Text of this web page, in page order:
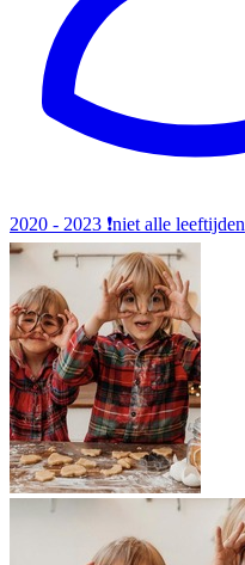
2020 - 2023 ❗️niet alle leeftijden